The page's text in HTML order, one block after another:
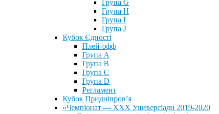
Група G
Група H
Група I
Група J
Кубок Єдності
Плей-офф
Група А
Група В
Група С
Група D
Регламент
Кубок Придніпров’я
«Чемпіонат — ХХХ Универсіади 2019-2020